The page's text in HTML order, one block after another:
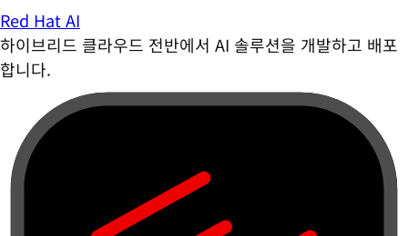
Red Hat AI
하이브리드 클라우드 전반에서 AI 솔루션을 개발하고 배포
합니다.